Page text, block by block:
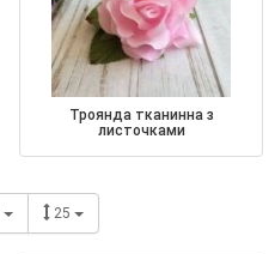
троянда тканинна з
листочками
25